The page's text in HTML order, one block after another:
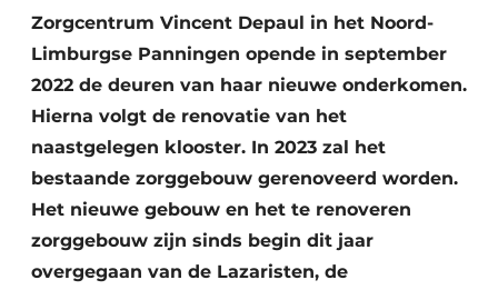
Vacatures
Video’s
Zorgcentrum Vincent Depaul in het Noord-
Limburgse Panningen opende in september
2022 de deuren van haar nieuwe onderkomen.
Hierna volgt de renovatie van het
naastgelegen klooster. In 2023 zal het
bestaande zorggebouw gerenoveerd worden.
Het nieuwe gebouw en het te renoveren
zorggebouw zijn sinds begin dit jaar
overgegaan van de Lazaristen, de